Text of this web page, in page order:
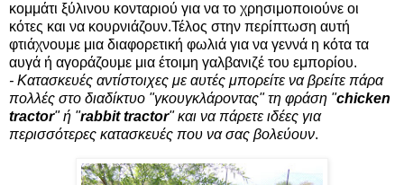
κομμάτι ξύλινου κονταριού για να το χρησιμοποιούνε οι
κότες και να κουρνιάζουν.Τέλος στην περίπτωση αυτή
φτιάχνουμε μια διαφορετική φωλιά για να γεννά η κότα τα
αυγά ή αγοράζουμε μια έτοιμη γαλβανιζέ του εμπορίου.
- Κατασκευές αντίστοιχες με αυτές μπορείτε να βρείτε πάρα
πολλές στο διαδίκτυο "γκουγκλάροντας" τη φράση "chicken
tractor" ή "rabbit tractor" και να πάρετε ιδέες για
περισσότερες κατασκευές που να σας βολεύουν.